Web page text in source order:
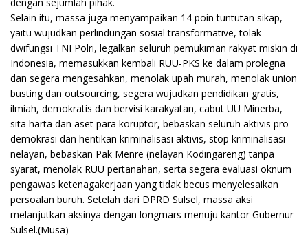
Selain itu, massa juga menyampaikan 14 poin tuntutan sikap,
yaitu wujudkan perlindungan sosial transformative, tolak
dwifungsi TNI Polri, legalkan seluruh pemukiman rakyat miskin di
Indonesia, memasukkan kembali RUU-PKS ke dalam prolegna
dan segera mengesahkan, menolak upah murah, menolak union
busting dan outsourcing, segera wujudkan pendidikan gratis,
ilmiah, demokratis dan bervisi karakyatan, cabut UU Minerba,
sita harta dan aset para koruptor, bebaskan seluruh aktivis pro
demokrasi dan hentikan kriminalisasi aktivis, stop kriminalisasi
nelayan, bebaskan Pak Menre (nelayan Kodingareng) tanpa
syarat, menolak RUU pertanahan, serta segera evaluasi oknum
pengawas ketenagakerjaan yang tidak becus menyelesaikan
persoalan buruh. Setelah dari DPRD Sulsel, massa aksi
melanjutkan aksinya dengan longmars menuju kantor Gubernur
Sulsel.(Musa)